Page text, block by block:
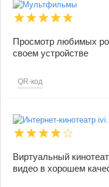
Просмотр любимых
своем устройстве
QR-код
Виртуальный
видео в хорошем